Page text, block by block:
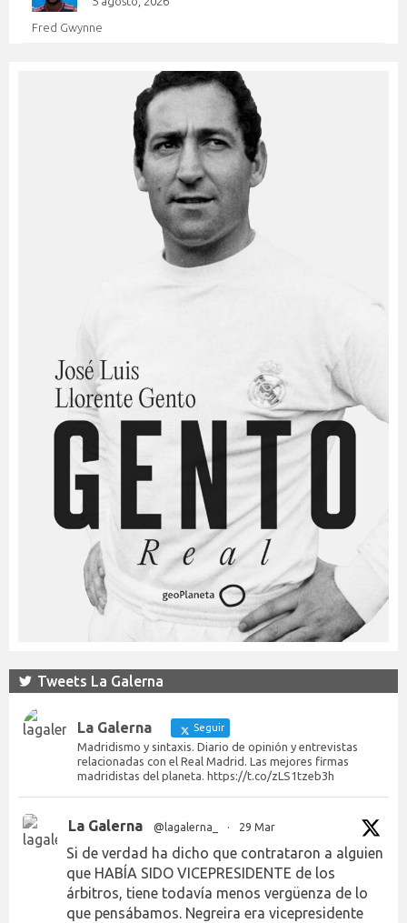
Fred Gwynne
Tweets La Galerna
La Galerna Seguir
Madridismo y sintaxis. Diario de opinión y entrevistas
relacionadas con el Real Madrid. Las mejores firmas
madridistas del planeta. https://t.co/zLS1tzeb3h
La Galerna @lagalerna_ · 29 Mar
Si de verdad ha dicho que contrataron a alguien
que HABÍA SIDO VICEPRESIDENTE de los
árbitros, tiene todavía menos vergüenza de lo
que pensábamos. Negreira era vicepresidente